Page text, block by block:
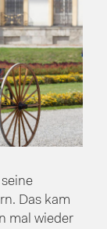
Das kam
mal wieder